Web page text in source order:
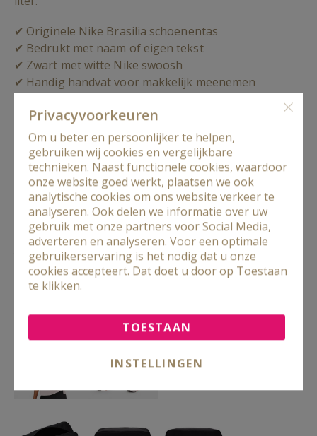
Privacy­voorkeuren
Om u beter en persoonlijker te helpen,
gebruiken wij cookies en vergelijkbare
technieken. Naast functionele cookies, waardoor
onze website goed werkt, plaatsen we ook
analytische cookies om ons website verkeer te
analyseren. Ook delen we informatie over uw
gebruik met onze partners voor Social Media,
adverteren en analyseren. Voor een optimale
gebruikerservaring is het nodig dat u onze
cookies accepteert. Dat doet u door op Toestaan
te klikken.
TOESTAAN
INSTELLINGEN
✔ Originele Nike Brasilia schoenentas
✔ Bedrukt met naam of eigen tekst
✔ Zwart met witte Nike swoosh
✔ Handig handvat voor makkelijk meenemen
✔ Ideaal voor sport-, voetbal- en gymschoenen
✔ Gemaakt van stevig materiaal
✔ Bevat minstens 65% gerecycled polyester
Een gepersonaliseerde Nike schoenentas is populair
bij kinderen, tieners én volwassenen die hun
sportspullen georganiseerd willen meenemen.
Praktisch, sportief en uniek bedrukt speciaal voor
jou!